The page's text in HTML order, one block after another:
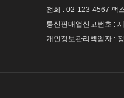
전화 : 02-123-4567 팩
통신판매업신고번호 :
개인정보관리책임자 :